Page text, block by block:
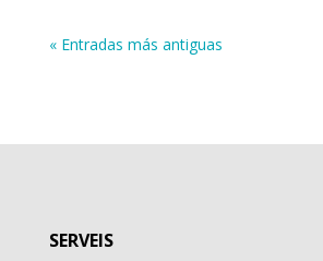
« Entradas más antiguas
SERVEIS